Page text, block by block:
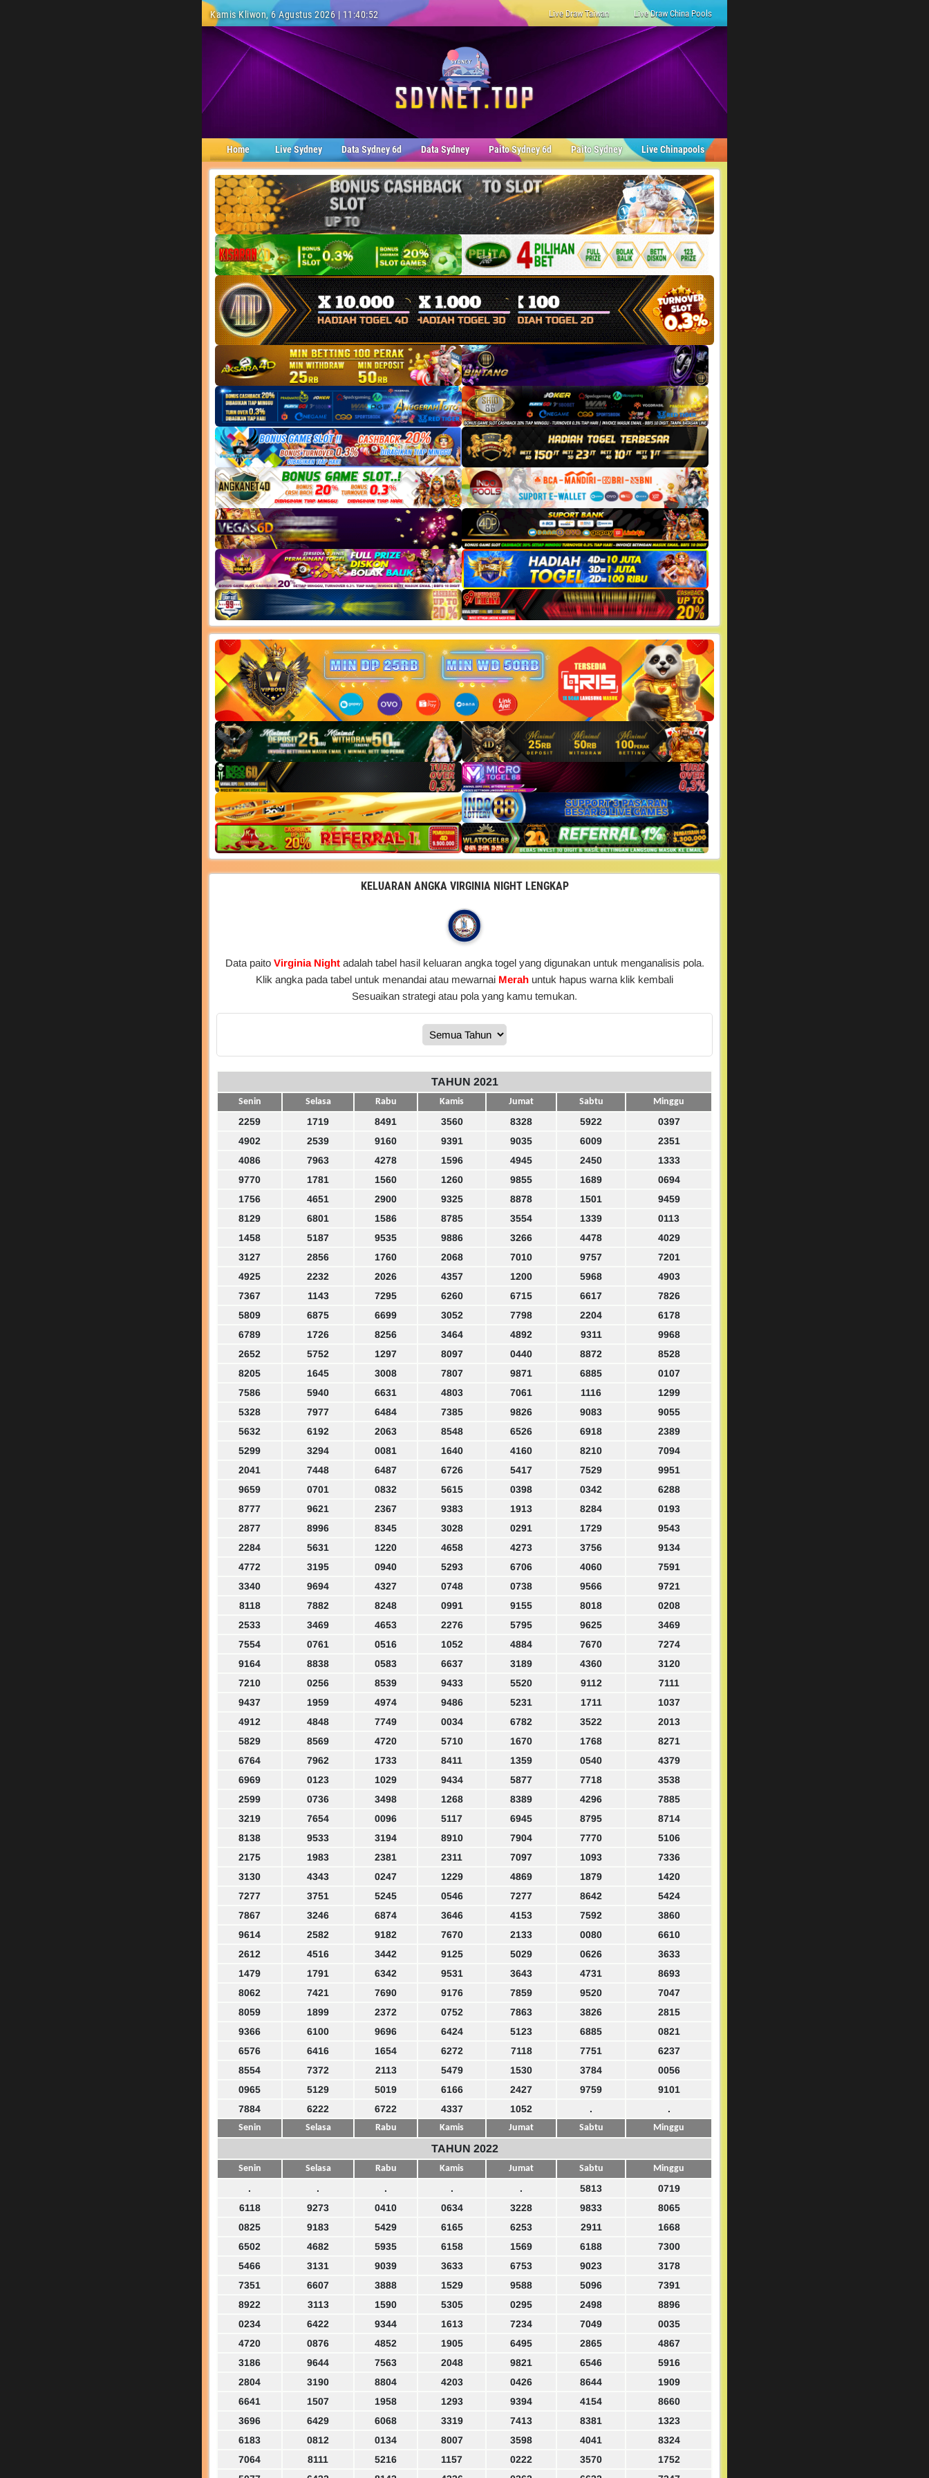
Kamis Kliwon, 6 Agustus 2026 | 11:40:53 Live Draw Taiwan Live Draw China Pools
Home Live Sydney Data Sydney 6d Data Sydney Paito Sydney 6d Paito Sydney Live Chinapools
KELUARAN ANGKA VIRGINIA NIGHT LENGKAP
Data paito Virginia Night adalah tabel hasil keluaran angka togel yang digunakan untuk menganalisis pola.
Klik angka pada tabel untuk menandai atau mewarnai Merah untuk hapus warna klik kembali
Sesuaikan strategi atau pola yang kamu temukan.
TAHUN 2021
Senin Selasa Rabu Kamis Jumat Sabtu Minggu
2259 1719 8491 3560 8328 5922
0397
4902
2539 9160 9391 9035 6009
2351
4086
7963 4278 1596 4945 2450
1333
9770
1781 1560 1260 9855 1689
0694
1756
4651 2900 9325 8878 1501
9459
8129
6801 1586 8785 3554 1339
0113
1458
5187 9535 9886 3266 4478
4029
3127
2856 1760 2068 7010 9757
7201
4925
2232 2026 4357 1200 5968
4903
7367
1143 7295 6260 6715 6617
7826
5809
6875 6699 3052 7798 2204
6178
6789
1726 8256 3464 4892 9311
9968
2652
5752 1297 8097 0440 8872
8528
8205
1645 3008 7807 9871 6885
0107
7586
5940 6631 4803 7061 1116
1299
5328
7977 6484 7385 9826 9083
9055
5632
6192 2063 8548 6526 6918
2389
5299
3294 0081 1640 4160 8210
7094
2041
7448 6487 6726 5417 7529
9951
9659
0701 0832 5615 0398 0342
6288
8777
9621 2367 9383 1913 8284
0193
2877
8996 8345 3028 0291 1729
9543
2284
5631 1220 4658 4273 3756
9134
4772
3195 0940 5293 6706 4060
7591
3340
9694 4327 0748 0738 9566
9721
8118
7882 8248 0991 9155 8018
0208
2533
3469 4653 2276 5795 9625
3469
7554
0761 0516 1052 4884 7670
7274
9164
8838 0583 6637 3189 4360
3120
7210
0256 8539 9433 5520 9112
7111
9437
1959 4974 9486 5231 1711
1037
4912
4848 7749 0034 6782 3522
2013
5829
8569 4720 5710 1670 1768
8271
6764
7962 1733 8411 1359 0540
4379
6969
0123 1029 9434 5877 7718
3538
2599
0736 3498 1268 8389 4296
7885
3219
7654 0096 5117 6945 8795
8714
8138
9533 3194 8910 7904 7770
5106
2175
1983 2381 2311 7097 1093
7336
3130
4343 0247 1229 4869 1879
1420
7277
3751 5245 0546 7277 8642
5424
7867
3246 6874 3646 4153 7592
3860
9614
2582 9182 7670 2133 0080
6610
2612
4516 3442 9125 5029 0626
3633
1479
1791 6342 9531 3643 4731
8693
8062
7421 7690 9176 7859 9520
7047
8059
1899 2372 0752 7863 3826
2815
9366
6100 9696 6424 5123 6885
0821
6576
6416 1654 6272 7118 7751
6237
8554
7372 2113 5479 1530 3784
0056
0965
5129 5019 6166 2427 9759
9101
7884
6222 6722 4337 1052 . .
Senin Selasa Rabu Kamis Jumat Sabtu Minggu
TAHUN 2022
Senin Selasa Rabu Kamis Jumat Sabtu Minggu
. . . . . 5813
0719
6118
9273 0410 0634 3228 9833
8065
0825
9183 5429 6165 6253 2911
1668
6502
4682 5935 6158 1569 6188
7300
5466
3131 9039 3633 6753 9023
3178
7351
6607 3888 1529 9588 5096
7391
8922
3113 1590 5305 0295 2498
8896
0234
6422 9344 1613 7234 7049
0035
4720
0876 4852 1905 6495 2865
4867
3186
9644 7563 2048 9821 6546
5916
2804
3190 8804 4203 0426 8644
1909
6641
1507 1958 1293 9394 4154
8660
3696
6429 6068 3319 7413 8381
1323
6183
0812 0134 8007 3598 4041
8324
7064
8111 5216 1157 0222 3570
1752